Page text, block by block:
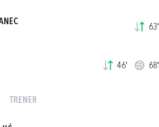
63'
46' 68'
TRENER